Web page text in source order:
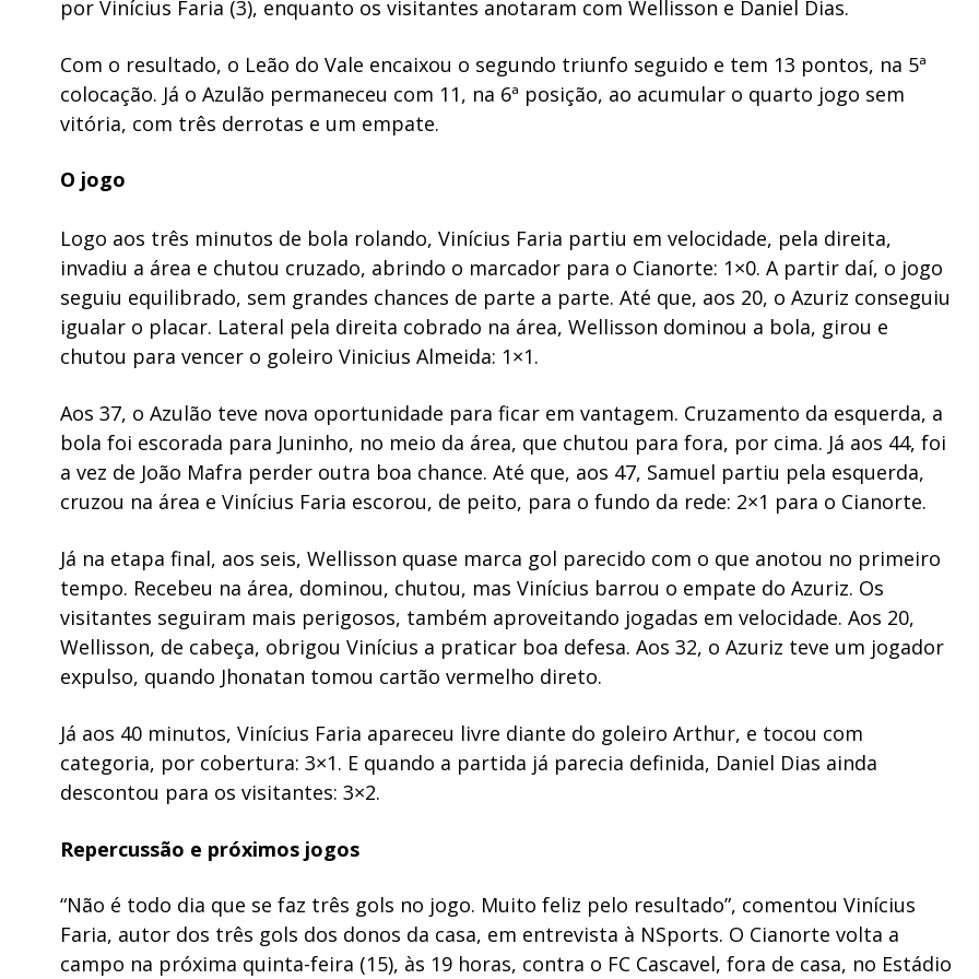
por Vinícius Faria (3), enquanto os visitantes anotaram com Wellisson e Daniel Dias.
Com o resultado, o Leão do Vale encaixou o segundo triunfo seguido e tem 13 pontos, na 5ª
colocação. Já o Azulão permaneceu com 11, na 6ª posição, ao acumular o quarto jogo sem
vitória, com três derrotas e um empate.
O jogo
Logo aos três minutos de bola rolando, Vinícius Faria partiu em velocidade, pela direita,
invadiu a área e chutou cruzado, abrindo o marcador para o Cianorte: 1×0.A partir daí, o jogo
seguiu equilibrado, sem grandes chances de parte a parte.Até que, aos 20, o Azuriz conseguiu
igualar o placar. Lateral pela direita cobrado na área, Wellisson dominou a bola, girou e
chutou para vencer o goleiro Vinicius Almeida: 1×1.
Aos 37, o Azulão teve nova oportunidade para ficar em vantagem. Cruzamento da esquerda, a
bola foi escorada para Juninho, no meio da área, que chutou para fora, por cima. Já aos 44, foi
a vez de João Mafra perder outra boa chance.Até que, aos 47, Samuel partiu pela esquerda,
cruzou na área e Vinícius Faria escorou, de peito, para o fundo da rede: 2×1 para o Cianorte.
Já na etapa final, aos seis, Wellisson quase marca gol parecido com o que anotou no primeiro
tempo. Recebeu na área, dominou, chutou, mas Vinícius barrou o empate do Azuriz. Os
visitantes seguiram mais perigosos, também aproveitando jogadas em velocidade. Aos 20,
Wellisson, de cabeça, obrigou Vinícius a praticar boa defesa.Aos 32, o Azuriz teve um jogador
expulso, quando Jhonatan tomou cartão vermelho direto.
Já aos 40 minutos, Vinícius Faria apareceu livre diante do goleiro Arthur, e tocou com
categoria, por cobertura: 3×1. E quando a partida já parecia definida, Daniel Dias ainda
descontou para os visitantes: 3×2.
Repercussão e próximos jogos
“Não é todo dia que se faz três gols no jogo. Muito feliz pelo resultado”, comentou Vinícius
Faria, autor dos três gols dos donos da casa, em entrevista à NSports. O Cianorte volta a
campo na próxima quinta-feira (15), às 19 horas, contra o FC Cascavel, fora de casa, no Estádio